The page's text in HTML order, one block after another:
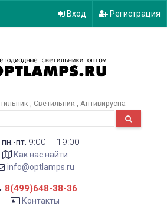
Вход Регистрация
Светильник- Антивирусна
пн.-пт. 9:00 – 19:00
Как нас найти
info@optlamps.ru
8(499)648-38-36
Контакты